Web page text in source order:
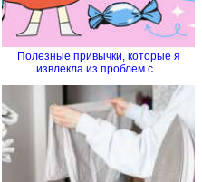
Полезные привычки, которые я
извлекла из проблем с...